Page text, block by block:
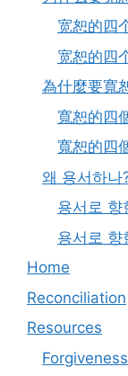
宽恕的四
宽恕的四
為什麼要寬
寬恕的四
寬恕的四
왜 용서하나
용서로 향
용서로 향
Home
Reconciliation
Resources